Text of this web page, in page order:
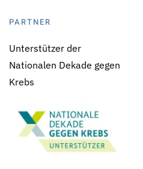
PARTNER
Unterstützer der
Nationalen Dekade gegen
Krebs